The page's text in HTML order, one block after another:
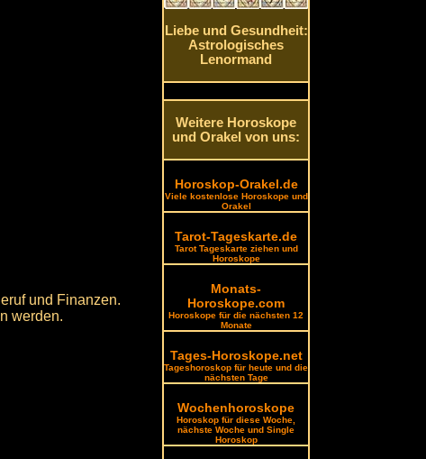
und Finanzen.
werden.
Liebe und Gesundheit:
Astrologisches
Lenormand
Weitere Horoskope
und Orakel von uns:
Horoskop-Orakel.de
Viele kostenlose Horoskope und
Orakel
Tarot-Tageskarte.de
Tarot Tageskarte ziehen und
Horoskope
Monats-
Horoskope.com
Horoskope für die nächsten 12
Monate
Tages-Horoskope.net
Tageshoroskop für heute und die
nächsten Tage
Wochenhoroskope
Horoskop für diese Woche,
nächste Woche und Single
Horoskop